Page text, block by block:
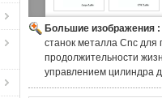
Большие изображения :
станок металла Cnc для
продолжительности
управлением цилиндра